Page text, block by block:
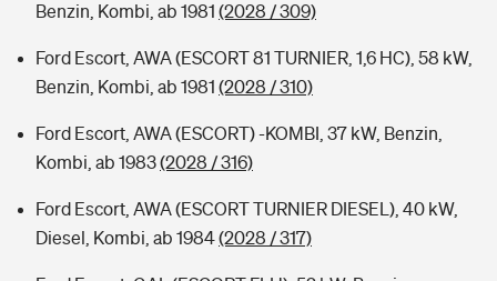
Benzin, Kombi, ab 1981 (2028 / 309)
Ford Escort, AWA (ESCORT 81 TURNIER, 1,6 HC), 58 kW,
Benzin, Kombi, ab 1981 (2028 / 310)
Ford Escort, AWA (ESCORT) -KOMBI, 37 kW, Benzin,
Kombi, ab 1983(2028 / 316)
Ford Escort, AWA (ESCORT TURNIER DIESEL), 40 kW,
Diesel, Kombi, ab 1984(2028 / 317)